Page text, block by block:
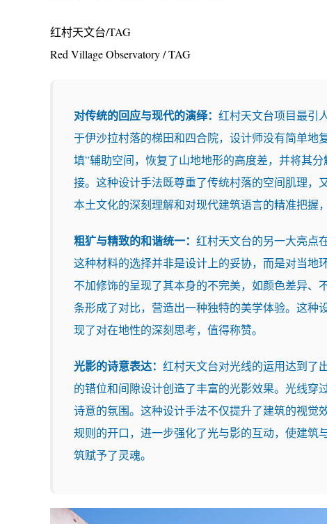
红村天文台/TAG
Red Village Observatory / TAG
对传统的回应与现代的演绎： 红村天文台项目最引
于伊沙拉村落的梯田和四合院，设计师没有简单地
填”辅助空间，恢复了山地地形的高度差，并将其
接。这种设计手法既尊重了传统村落的空间肌理，
本土文化的深刻理解和对现代建筑语言的精准把握
粗犷与精致的和谐统一： 红村天文台的另一大亮点
这种材料的选择并非是设计上的妥协，而是对当地
不加修饰的呈现了其本身的不完美，如颜色差异、
条形成了对比，营造出一种独特的美学体验。这种
现了对在地性的深刻思考，值得称赞。
光影的诗意表达： 红村天文台对光线的运用达到了
的错位和间隙设计创造了丰富的光影效果。光线
诗意的氛围。这种设计手法不仅提升了建筑的视觉
规则的开口，进一步强化了光与影的互动，使建筑
筑赋予了灵魂。